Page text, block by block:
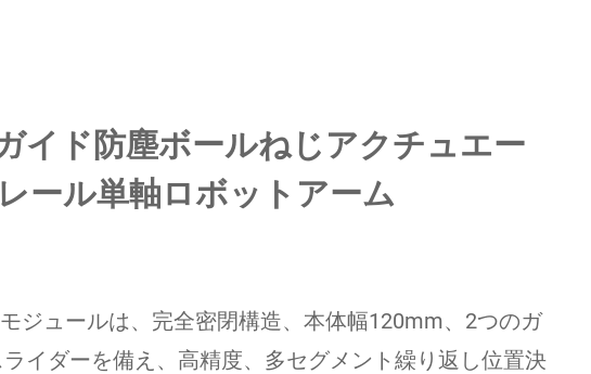
イド防塵ボールねじアクチュエー
ール単軸ロボットアーム
ジュールは、完全密閉構造、本体幅120mm、2つのガ
イダーを備え、高精度、多セグメント繰り返し位置決